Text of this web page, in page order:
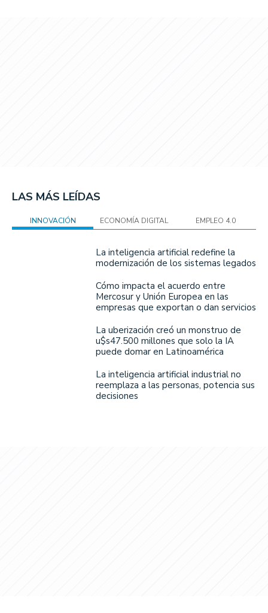
LAS MÁS LEÍDAS
INNOVACIÓN ECONOMÍA DIGITAL EMPLEO 4.0
La inteligencia artificial redefine la
modernización de los sistemas legados
Cómo impacta el acuerdo entre
Mercosur y Unión Europea en las
empresas que exportan o dan servicios
La uberización creó un monstruo de
u$s47.500 millones que solo la IA
puede domar en Latinoamérica
La inteligencia artificial industrial no
reemplaza a las personas, potencia sus
decisiones